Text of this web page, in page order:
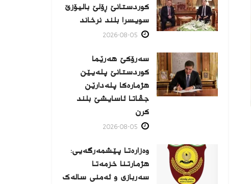
کوردستانێ ڕۆلێ بالیۆزێ
سویسرا بلند نرخاند
سەرۆکێ هەرێما
کوردستانێ پلەیێن
هژمارەكا پلەدارێن
جڤاتا ئاسایشێ بلند
كرن
وەزارەتا پێشمەرگەیی:
هژمارتنا خزمەتا
سەربازی و ئەمنی سالەک